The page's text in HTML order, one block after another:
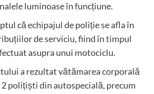
luminoase în funcțiune.
că echipajul de poliție se afla în
de serviciu, fiind în timpul
asupra unui motociclu.
a rezultat vătămarea corporală
2 polițiști din autospecială, precum